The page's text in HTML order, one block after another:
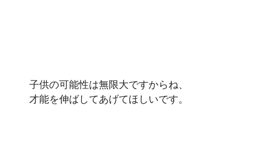
子供の可能性は無限大ですからね、
才能を伸ばしてあげてほしいです。